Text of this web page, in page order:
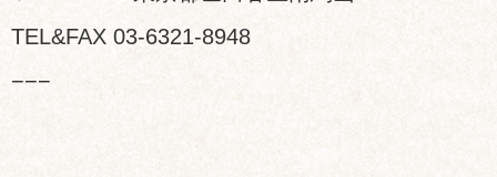
TEL&FAX 03-6321-8948
−−−